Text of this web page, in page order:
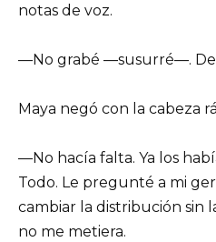
notas de voz.
—No grabé —susurré—.
Maya negó con la cabeza
—No hacía falta. Ya los
Todo. Le pregunté a mi
cambiar la distribución sin
no me metiera.